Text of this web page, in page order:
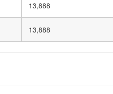
13,888
13,888